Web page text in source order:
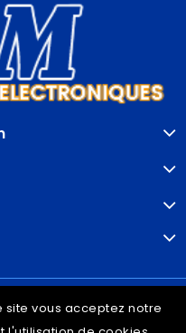
site vous acceptez notre